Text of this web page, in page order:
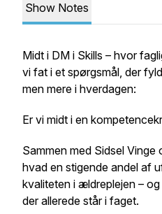
Show Notes
Midt i DM i Skills – hvor
vi fat i et spørgsmål, der
men mere i hverdagen:
Er vi midt i en
Sammen med Sidsel Vinge
hvad en stigende andel af
kvaliteten i ældreplejen –
der allerede står i faget.